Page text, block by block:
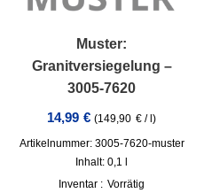
Muster:
Granitversiegelung –
3005-7620
14,99 € (149,90 € /l)
Artikelnummer: 3005-7620-muster
Inhalt: 0,1
Inventar : Vorrätig